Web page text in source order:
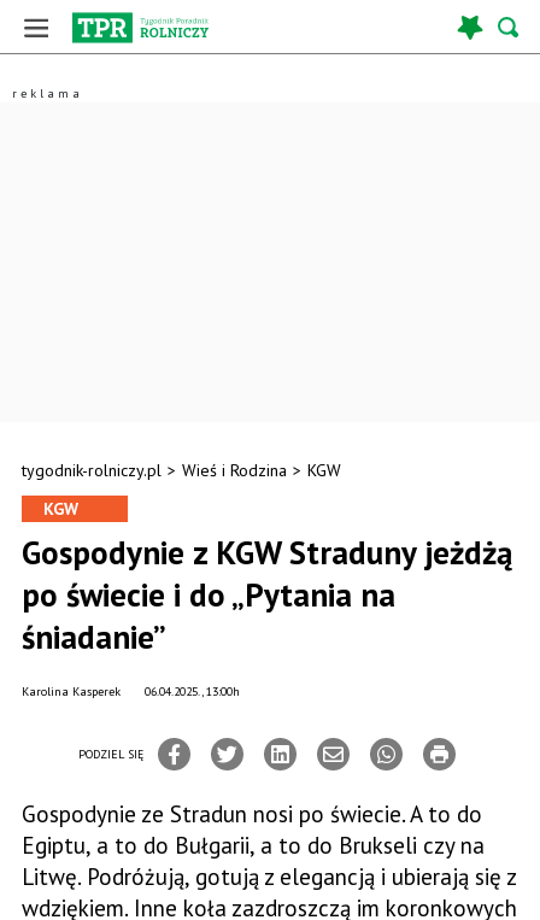
tygodnik-rolniczy.pl > Wieś i Rodzina > KGW
KGW
Gospodynie z KGW Straduny jeżdżą
po świecie i do „Pytania na
śniadanie”
06.04.2025., 13:00h
Karolina Kasperek
PODZIEL SIĘ
Gospodynie ze Stradun nosi po świecie. A to do
Egiptu, a to do Bułgarii, a to do Brukseli czy na
Litwę. Podróżują, gotują z elegancją i ubierają się z
wdziękiem. Inne koła zazdroszczą im koronkowych